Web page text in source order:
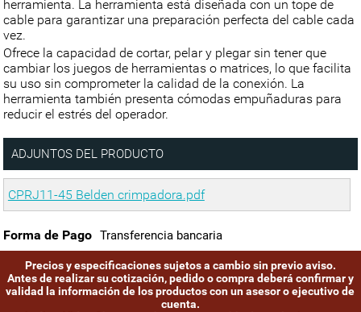
herramienta. La herramienta está diseñada con un tope de
cable para garantizar una preparación perfecta del cable cada
vez.
Ofrece la capacidad de cortar, pelar y plegar sin tener que
cambiar los juegos de herramientas o matrices, lo que facilita
su uso sin comprometer la calidad de la conexión. La
herramienta también presenta cómodas empuñaduras para
reducir el estrés del operador.
ADJUNTOS DEL PRODUCTO
CPRJ11-45 Belden crimpadora.pdf
Forma de Pago Transferencia bancaria
Precios y especificaciones sujetos a cambio sin previo aviso.
Antes de realizar su cotización, pedido o compra deberá confirmar y
validad la información de los productos con un asesor o ejecutivo de
cuenta.